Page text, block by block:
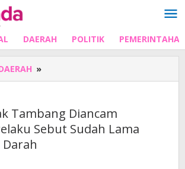
DAERAH POLITIK
»
Tolak
Dibunuh,
Pelaku
Tambang Diancam
Sebut Sudah Lama